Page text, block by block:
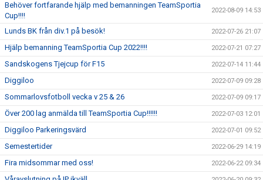
Behöver fortfarande hjälp med bemanningen TeamSportia
Cup!!!!
2022-08-09 14:53
Lunds BK från div.1 på besök! 2022-07-26 21:07
Hjälp bemanning TeamSportia Cup 2022!!!! 2022-07-21 07:27
Sandskogens Tjejcup för F15 2022-07-14 11:44
Diggiloo 2022-07-09 09:28
Sommarlovsfotboll vecka v 25 & 26 2022-07-09 09:17
Över 200 lag anmälda till TeamSportia Cup!!!!!! 2022-07-03 12:01
Diggiloo Parkeringsvärd 2022-07-01 09:52
Semestertider 2022-06-29 14:19
Fira midsommar med oss! 2022-06-22 09:34